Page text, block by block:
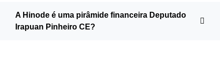
A Hinode é uma pirâmide financeira Deputado
Irapuan Pinheiro CE?